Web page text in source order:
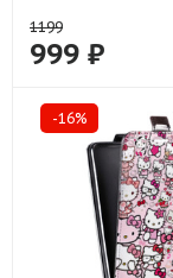
1199
999 ₽
-16%